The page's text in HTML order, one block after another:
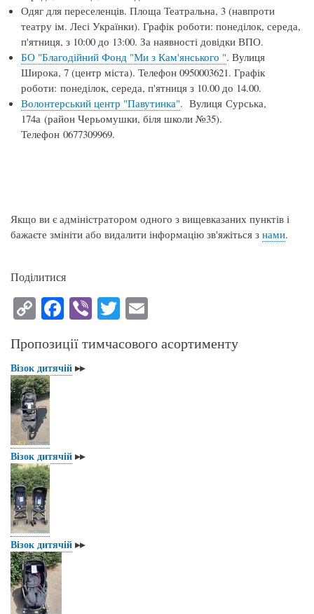
Одяг для переселенців. Площа Театральна, 3 (навпроти
театру ім. Лесі Українки). Графік роботи: понеділок, середа,
п'ятниця, з 10:00 до 13:00. За наявності довідки ВПО.
БО "Благодійний Фонд "Ми з Кам'янського ". Вулиця
Широка, 7 (центр міста). Телефон 0950003621. Графік
роботи: понеділок, середа, п'ятниця з 10.00 до 14.00.
Волонтерський центр "Павутинка". Вулиця Сурська,
174а (район Черьомушки, біля школи №35).
Телефон 0677309969.
Якщо ви є адміністратором одного з вищевказаних пунктів і
бажаєте змініти або видалити інформацію зв'яжіться з нами.
Поділитися
C
op
y
Li
nk
Fa
ce
bo
ok
Vi
be
r
T
wi
tteail
Пропозиції тимчасового асортименту
Візок дитячій▸▸
Візок дитячій▸▸
Візок дитячій▸▸